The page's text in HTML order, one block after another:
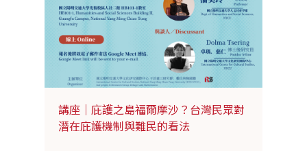
講座｜庇護之島福爾摩沙？台灣民眾對
潛在庇護機制與難民的看法